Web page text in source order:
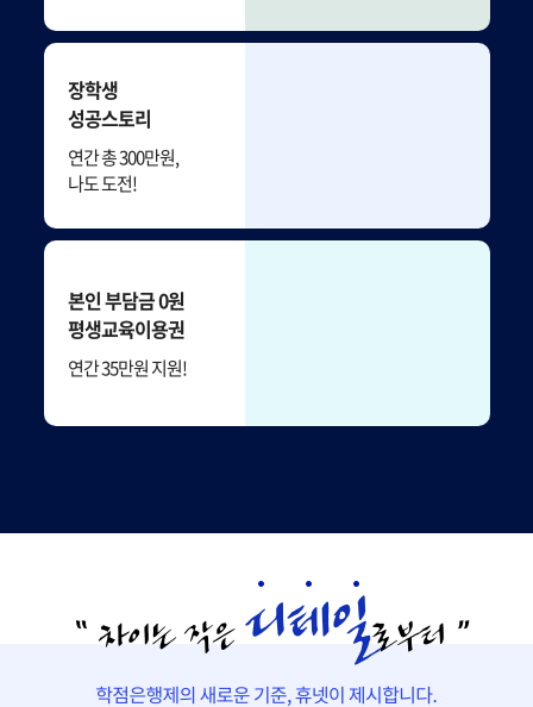
장학생
성공스토리
연간 총 300만원,
나도 도전!
본인 부담금 0원
평생교육이용권
연간 35만원 지원!